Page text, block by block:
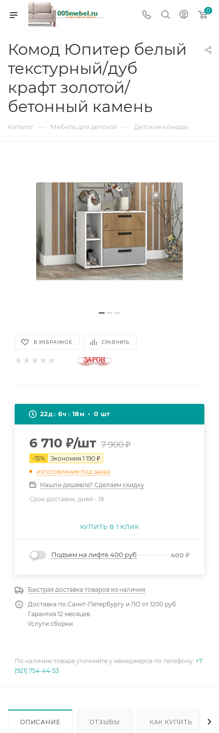
0
Комод Юпитер белый
текстурный/дуб
крафт золотой/
бетонный камень
Каталог — Мебель для детской — Детские комоды
В ИЗБРАННОЕ СРАВНИТЬ
22д 6ч 18м 0 шт
6 710 ₽/шт 7 900₽
-15% Экономия 1 190 ₽
изготовление под заказ
Нашли дешевле? Сделаем скидку
Срок доставки, дней - 18
КУПИТЬ В 1 КЛИК
Подъем на лифте 400 руб 400 ₽
Быстрая доставка товаров из наличия
Доставка по Санкт-Петербургу и ЛО от 1200 руб
Гарантия 12 месяцев.
Услуги сборки
По наличию товара уточняйте у менеджеров по телефону: +7
(921) 754-44-53
ОПИСАНИЕ ОТЗЫВЫ КАК КУПИТЬ